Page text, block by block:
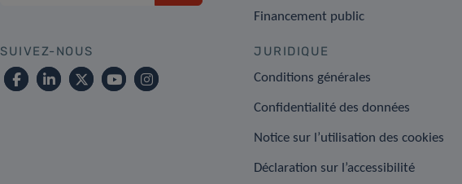
SUIVEZ-NOUS
Financement public
JURIDIQUE
Conditions générales
Confidentialité des données
Notice sur l’utilisation des cookies
Déclaration sur l’accessibilité